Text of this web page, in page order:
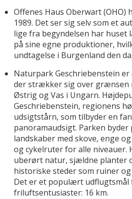
Offenes Haus Oberwart (OHO)
1989. Det ser sig selv som et
lige fra begyndelsen har huset
på sine egne produktioner,
undtagelse i Burgenland den
Naturpark Geschriebenstein
der strækker sig over grænsen
Østrig og Vas i Ungarn.
Geschriebenstein, regionens
udsigtstårn, som tilbyder en
panoramaudsigt. Parken byder
landskaber med skove, enge
og cykelruter for alle niveauer.
uberørt natur, sjældne planter
historiske steder som ruiner
Det er et populært
friluftsentusiaster: 16 km.